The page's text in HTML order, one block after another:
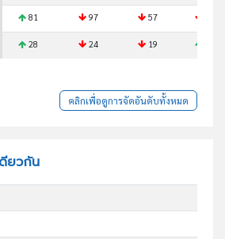
81 97 57
28 24 19
คลิกเพื่อดูการจัดอันดับทั้งหมด
ยวกัน